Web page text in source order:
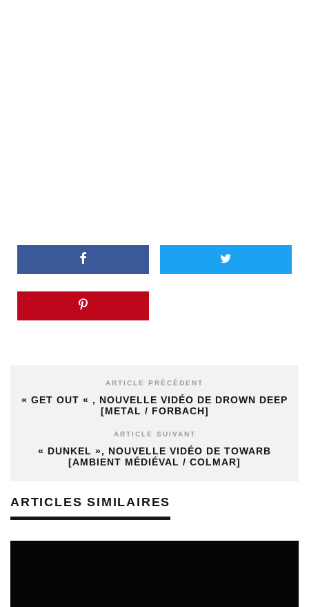
ARTICLE PRÉCÉDENT
« GET OUT « , NOUVELLE VIDÉO DE DROWN DEEP
[METAL / FORBACH]
ARTICLE SUIVANT
« DUNKEL », NOUVELLE VIDÉO DE TOWARB
[AMBIENT MÉDIÉVAL / COLMAR]
ARTICLES SIMILAIRES